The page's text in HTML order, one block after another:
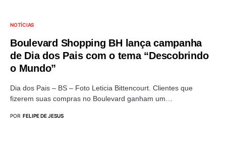
NOTÍCIAS
Boulevard Shopping BH lança campanha
de Dia dos Pais com o tema “Descobrindo
o Mundo”
Dia dos Pais – BS – Foto Leticia Bittencourt. Clientes que
fizerem suas compras no Boulevard ganham um…
POR FELIPE DE JESUS